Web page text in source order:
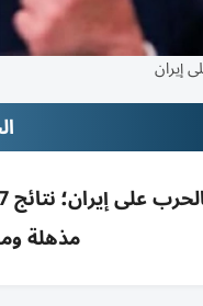
إيران
مذهلة